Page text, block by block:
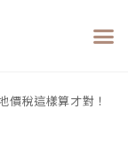
價稅這樣算才對！